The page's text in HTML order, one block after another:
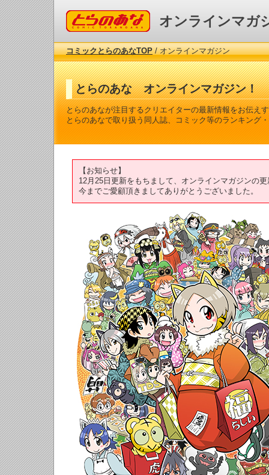
コミックとらのあな オンラインマガ
コミックとらのあなTOP/ オンラインマガジン
とらのあな オンラインマガジン！
とらのあなが注目するクリエイターの最新情報をお伝え
とらのあなで取り扱う同人誌、コミック等のランキング
【お知らせ】
12月25日更新をもちまして、オンラインマガジンの
今までご愛顧頂きましてありがとうございました。